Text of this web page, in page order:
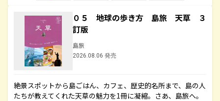
０５ 地球の歩き方 島旅 天草 ３
訂版
島旅
2026.08.06 発売
絶景スポットから島ごはん、カフェ、歴史的名所まで、島の人
たちが教えてくれた天草の魅力を1冊に凝縮。さあ、島旅へ。